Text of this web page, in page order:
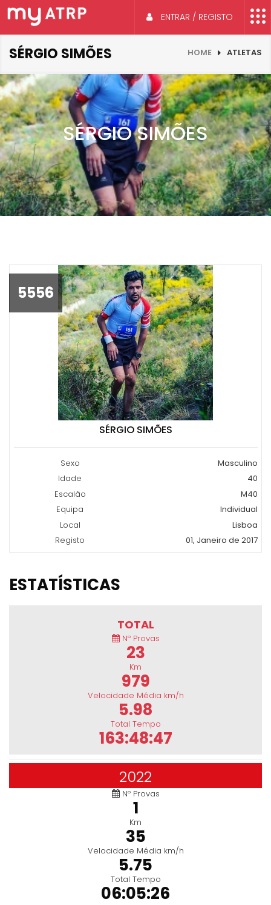
ENTRAR / REGISTO
SÉRGIO SIMÕES HOME ATLETAS
SÉRGIO SIMÕES
5556
SÉRGIO SIMÕES
Sexo
Masculino
Idade
40
Escalão
M40
Equipa
Individual
Local
Lisboa
Registo
01, Janeiro de 2017
ESTATÍSTICAS
TOTAL
Nº Provas
23
Km
979
Velocidade Média km/h
5.98
Total Tempo
163:48:47
2022
Nº Provas
1
Km
35
Velocidade Média km/h
5.75
Total Tempo
06:05:26